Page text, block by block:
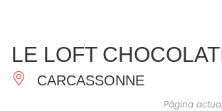
IMPRESCINDIBLES
HACER
LE LOFT
CARCASSONNE
Página